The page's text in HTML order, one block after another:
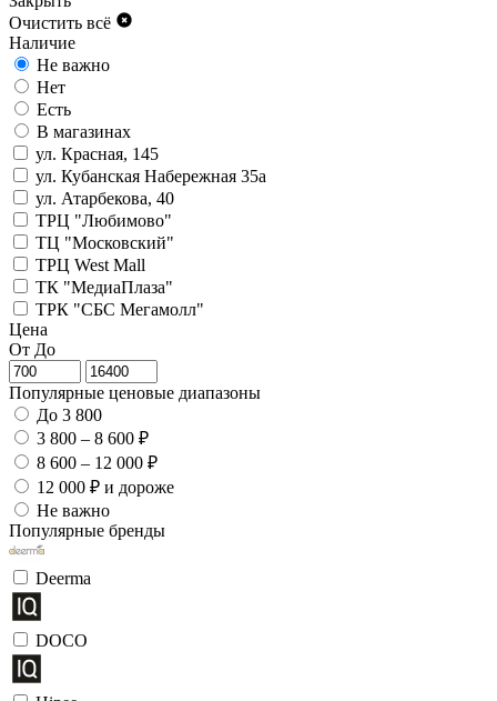
Очистить всё
Наличие
Не важно
Нет
Есть
В магазинах
ул. Красная, 145
ул. Кубанская Набережная 35а
ул. Атарбекова, 40
ТРЦ "Любимово"
ТЦ "Московский"
ТРЦ West Mall
ТК "МедиаПлаза"
ТРК "СБС Мегамолл"
Цена
От До
Популярные ценовые диапазоны
До 3 800
3 800 – 8 600 ₽
8 600 – 12 000 ₽
12 000 ₽ и дороже
Не важно
Популярные бренды
Deerma
DOCO